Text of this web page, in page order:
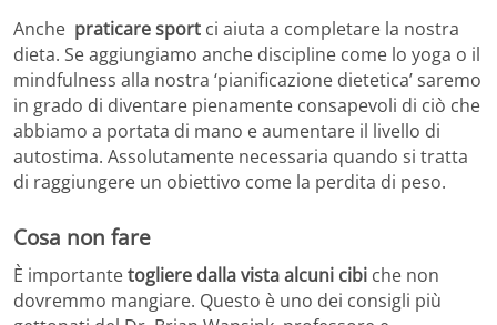
Anche praticare sport ci aiuta a completare la nostra
dieta. Se aggiungiamo anche discipline come lo yoga o il
mindfulness alla nostra ‘pianificazione dietetica’ saremo
in grado di diventare pienamente consapevoli di ciò che
abbiamo a portata di mano e aumentare il livello di
autostima. Assolutamente necessaria quando si tratta
di raggiungere un obiettivo come la perdita di peso.
Cosa non fare
È importantetogliere dalla vista alcuni cibi che non
dovremmo mangiare. Questo è uno dei consigli più